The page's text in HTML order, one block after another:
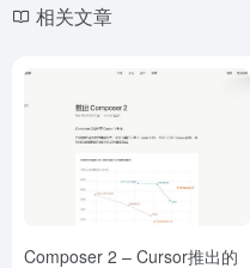
相关文章
Composer 2 – Cursor推出的